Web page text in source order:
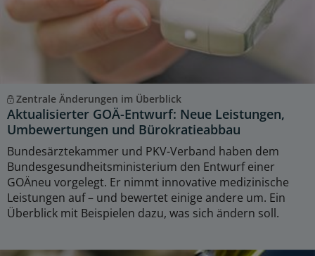
Zentrale Änderungen im Überblick
Aktualisierter GOÄ-Entwurf: Neue Leistungen,
Umbewertungen und Bürokratieabbau
Bundesärztekammer und PKV-Verband haben dem
Bundesgesundheitsministerium den Entwurf einer
GOÄneu vorgelegt. Er nimmt innovative medizinische
Leistungen auf – und bewertet einige andere um. Ein
Überblick mit Beispielen dazu, was sich ändern soll.